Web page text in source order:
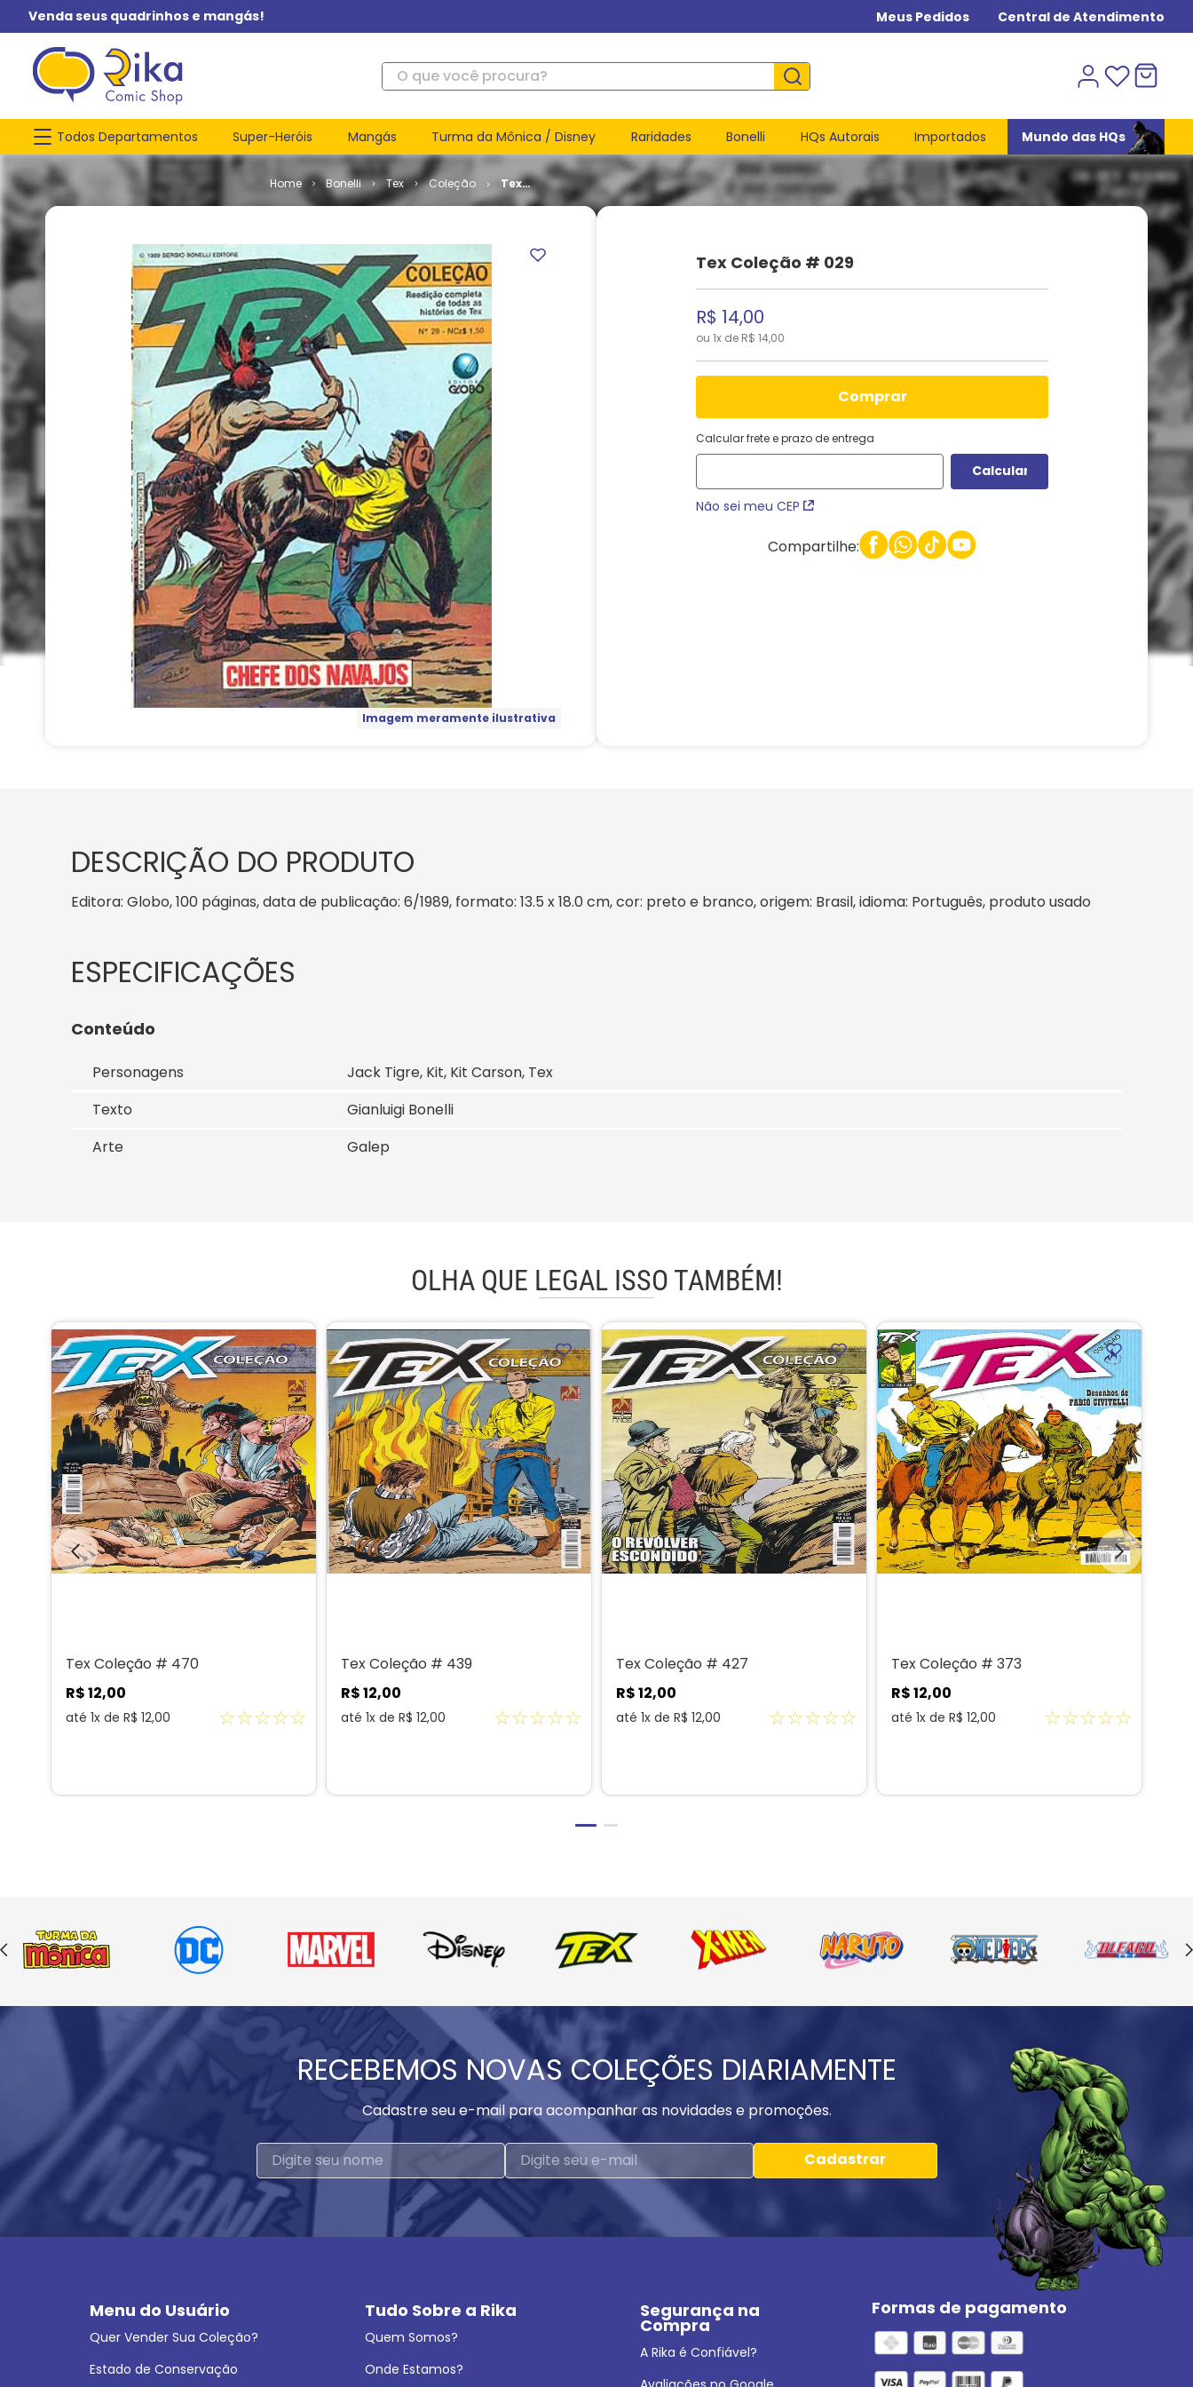
Venda seus quadrinhos e mangás! Meus Pedidos Central de Atendimento
O que você procura?
Todos Departamentos Super-Heróis Mangás Turma da Mônica / Disney Raridades Bonelli HQs Autorais Importados Mundo das HQs
Bonelli Tex Coleção
Tex
Coleção #
Imagem meramente ilustrativa
Tex Coleção # 029
R$ 14,00
ou 1x de R$ 14,00
comprar
Calcular frete e prazo de entrega
Não sei meu CEP
Compartilhe:
DESCRIÇÃO DO PRODUTO
Editora: Globo, 100 páginas, data de publicação: 6/1989, formato: 13.5 x 18.0 cm, cor: preto e branco, origem: Brasil, idioma: Português, produto usado
Conteúdo
Personagens
Jack Tigre, Kit, Kit Carson, Tex
Texto
Gianluigi Bonelli
Arte
Galep
OLHA QUE LEGAL ISSO TAMBÉM!
Tex Coleção # 470
R$12,00
até 1x de R$ 12,00 ☆☆☆☆☆
Tex Coleção # 439
R$12,00
até 1x de R$ 12,00 ☆☆☆☆☆
Tex Coleção # 427
R$12,00
até 1x de R$ 12,00 ☆☆☆☆☆
Tex Coleção # 373
R$12,00
até 1x de R$ 12,00 ☆☆☆☆☆
RECEBEMOS NOVAS COLEÇÕES DIARIAMENTE
Cadastre seu e-mail para acompanhar as novidades e promoções.
Cadastrar
Menu do Usuário
Quer Vender Sua Coleção?
Estado de Conservação
Tudo Sobre a Rika
Quem Somos?
Onde Estamos?
Segurança na
Compra
A Rika é Confiável?
Formas de pagamento